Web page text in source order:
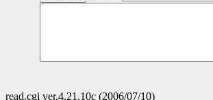
read.cgi ver.4.21.10c (2006/07/10)